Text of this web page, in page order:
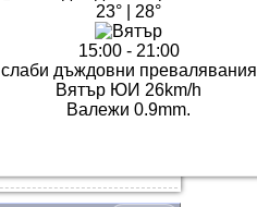
23° 28°
15:00 - 21:00
слаби дъждовни превалявания
Вятър ЮИ 26km/h
Валежи 0.9mm.